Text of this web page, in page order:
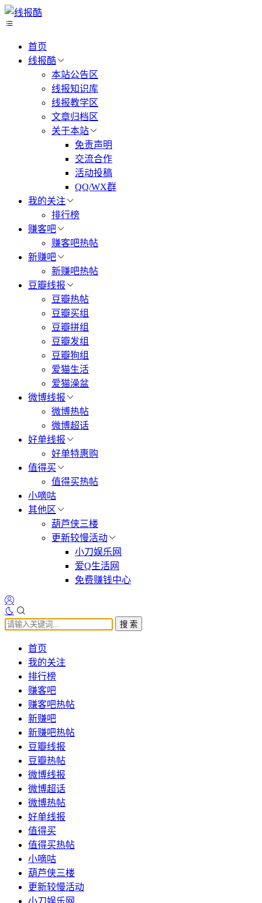
首页
线报酷
本站公告区
线报知识库
线报教学区
文章归档区
关于本站
免责声明
交流合作
活动投稿
QQ/WX群
我的关注
排行榜
赚客吧
赚客吧热帖
新赚吧
新赚吧热帖
豆瓣线报
豆瓣热帖
豆瓣买组
豆瓣拼组
豆瓣发组
豆瓣狗组
爱猫生活
爱猫澡盆
微博线报
微博热帖
微博超话
好单线报
好单特惠购
值得买
值得买热帖
小嘀咕
其他区
葫芦侠三楼
更新较慢活动
小刀娱乐网
爱Q生活网
免费赚钱中心
搜 索
首页
我的关注
排行榜
赚客吧
赚客吧热帖
新赚吧
新赚吧热帖
豆瓣线报
豆瓣热帖
微博线报
微博超话
微博热帖
好单线报
值得买
值得买热帖
小嘀咕
葫芦侠三楼
更新较慢活动
小刀娱乐网